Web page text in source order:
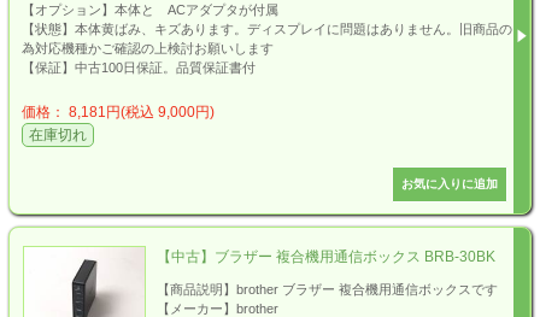
【オプション】本体と ACアダプタが付属
【状態】本体黄ばみ、キズあります。ディスプレイに問題はありません。旧商品の
為対応機種かご確認の上検討お願いします
【保証】中古100日保証。品質保証書付
価格： 8,181円(税込 9,000円)
在庫切れ
【中古】ブラザー 複合機用通信ボックス BRB-30BK
【商品説明】brother ブラザー 複合機用通信ボックスです
【メーカー】brother